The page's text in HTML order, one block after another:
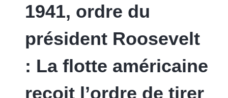
1941, ordre du
président Roosevelt
: La flotte américaine
reçoit l’ordre de tirer